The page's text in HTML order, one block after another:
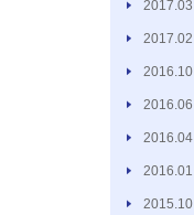
2017.03
2017.02
2016.10
2016.06
2016.04
2016.01
2015.10